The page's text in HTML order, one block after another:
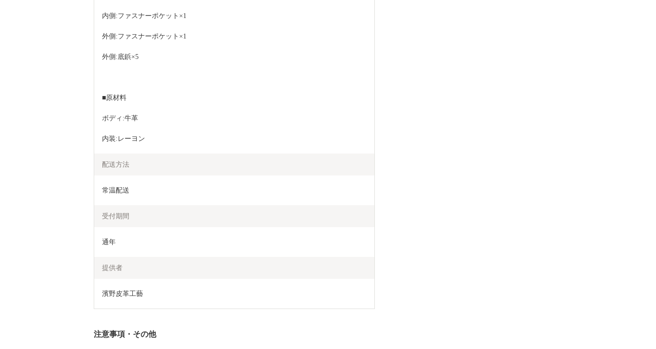
内側:ファスナーポケット×1
外側:ファスナーポケット×1
外側:底鋲×5
■原材料
ボディ:牛革
内装:レーヨン
配送方法
常温配送
受付期間
通年
提供者
濱野皮革工藝
注意事項・その他